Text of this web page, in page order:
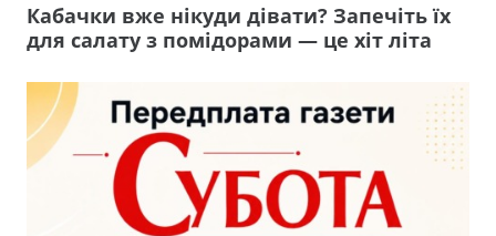
Кабачки вже нікуди дівати? Запечіть їх
для салату з помідорами — це хіт літа